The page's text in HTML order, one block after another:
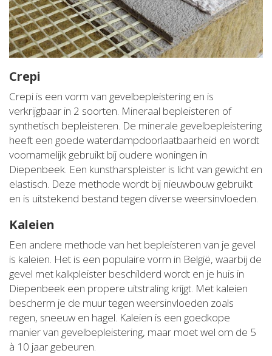
Crepi
Crepi is een vorm van gevelbepleistering en is
verkrijgbaar in 2 soorten. Mineraal bepleisteren of
synthetisch bepleisteren. De minerale gevelbepleistering
heeft een goede waterdampdoorlaatbaarheid en wordt
voornamelijk gebruikt bij oudere woningen in
Diepenbeek. Een kunstharspleister is licht van gewicht en
elastisch. Deze methode wordt bij nieuwbouw gebruikt
en is uitstekend bestand tegen diverse weersinvloeden.
Kaleien
Een andere methode van het bepleisteren van je gevel
is kaleien. Het is een populaire vorm in België, waarbij de
gevel met kalkpleister beschilderd wordt en je huis in
Diepenbeek een propere uitstraling krijgt. Met kaleien
bescherm je de muur tegen weersinvloeden zoals
regen, sneeuw en hagel. Kaleien is een goedkope
manier van gevelbepleistering, maar moet wel om de 5
à 10 jaar gebeuren.